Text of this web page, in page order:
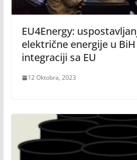
EU4Energy:
električne energije u
integraciji sa EU
12 Oktobra, 2023